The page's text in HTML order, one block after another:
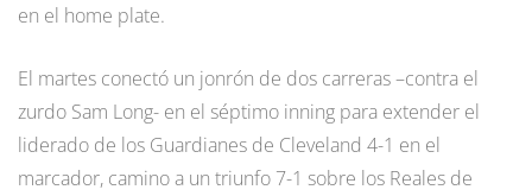
en el home plate.
El martes conectó un jonrón de dos carreras –contra el
zurdo Sam Long- en el séptimo inning para extender el
liderado de los Guardianes de Cleveland 4-1 en el
marcador, camino a un triunfo 7-1 sobre los Reales de